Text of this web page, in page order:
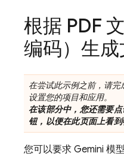
根据 PDF
编码）生成
在尝试此示例之前，请完
设置您的项目和应用。
在该部分中，您还需要
钮，以便在此页面上看到
您可以要求 Gemini 模